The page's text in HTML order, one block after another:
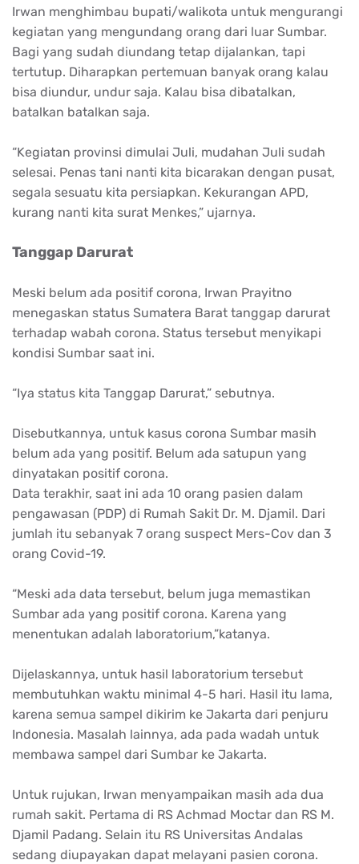
Irwan menghimbau bupati/walikota untuk mengurangi
kegiatan yang mengundang orang dari luar Sumbar.
Bagi yang sudah diundang tetap dijalankan, tapi
tertutup. Diharapkan pertemuan banyak orang kalau
bisa diundur, undur saja. Kalau bisa dibatalkan,
batalkan batalkan saja.
“Kegiatan provinsi dimulai Juli, mudahan Juli sudah
selesai. Penas tani nanti kita bicarakan dengan pusat,
segala sesuatu kita persiapkan. Kekurangan APD,
kurang nanti kita surat Menkes,” ujarnya.
Tanggap Darurat
Meski belum ada positif corona, Irwan Prayitno
menegaskan status Sumatera Barat tanggap darurat
terhadap wabah corona. Status tersebut menyikapi
kondisi Sumbar saat ini.
“Iya status kita Tanggap Darurat,” sebutnya.
Disebutkannya, untuk kasus corona Sumbar masih
belum ada yang positif. Belum ada satupun yang
dinyatakan positif corona.
Data terakhir, saat ini ada 10 orang pasien dalam
pengawasan (PDP) di Rumah Sakit Dr. M. Djamil. Dari
jumlah itu sebanyak 7 orang suspect Mers-Cov dan 3
orang Covid-19.
“Meski ada data tersebut, belum juga memastikan
Sumbar ada yang positif corona. Karena yang
menentukan adalah laboratorium,”katanya.
Dijelaskannya, untuk hasil laboratorium tersebut
membutuhkan waktu minimal 4-5 hari. Hasil itu lama,
karena semua sampel dikirim ke Jakarta dari penjuru
Indonesia. Masalah lainnya, ada pada wadah untuk
membawa sampel dari Sumbar ke Jakarta.
Untuk rujukan, Irwan menyampaikan masih ada dua
rumah sakit. Pertama di RS Achmad Moctar dan RS M.
Djamil Padang. Selain itu RS Universitas Andalas
sedang diupayakan dapat melayani pasien corona.